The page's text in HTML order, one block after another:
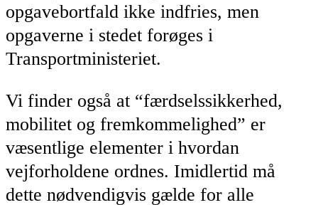
opgavebortfald ikke indfries, men
opgaverne i stedet forøges i
Transportministeriet.
Vi finder også at “færdselssikkerhed,
mobilitet og fremkommelighed” er
væsentlige elementer i hvordan
vejforholdene ordnes. Imidlertid må
dette nødvendigvis gælde for alle